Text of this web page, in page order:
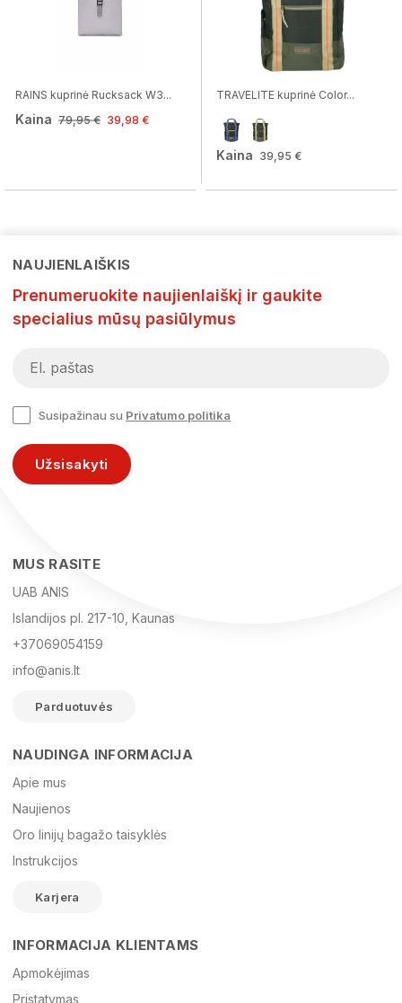
RAINS kuprinė Rucksack W3...
Kaina 79,95 € 39,98 €
TRAVELITE kuprinė Color...
Kaina 39,95 €
El. paštas
Žinutė
NAUJIENLAIŠKIS
Prenumeruokite naujienlaiškį ir gaukite
specialius mūsų pasiūlymus
Susipažinau su Privatumo politika
Užsisakyti
MUS RASITE
UAB ANIS
Islandijos pl. 217-10, Kaunas
+37069054159
info@anis.lt
Parduotuvės
NAUDINGA INFORMACIJA
Apie mus
Naujienos
Oro linijų bagažo taisyklės
Instrukcijos
Karjera
INFORMACIJA KLIENTAMS
Apmokėjimas
Pristatymas